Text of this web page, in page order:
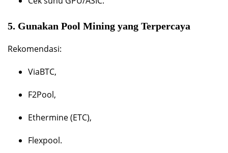
5. Gunakan Pool Mining yang Terpercaya
Rekomendasi:
ViaBTC,
F2Pool,
Ethermine (ETC),
Flexpool.